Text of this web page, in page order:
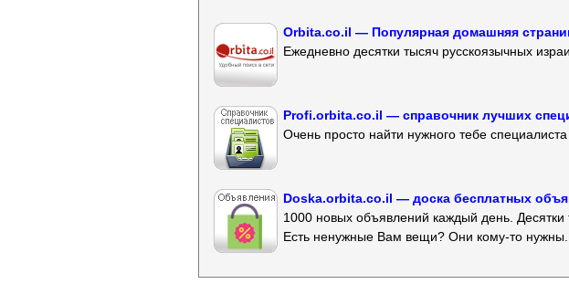
Orbita.co.il — Популярная домашняя
Ежедневно десятки тысяч русскоязычных
Profi.orbita.co.il — справочник лучших
Очень просто найти нужного тебе
Doska.orbita.co.il — доска бесплатных
1000 новых объявлений каждый день. Десятки
Есть ненужные Вам вещи? Они кому-то нужны.